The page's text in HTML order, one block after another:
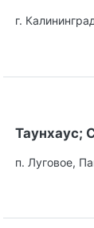
г.
Таунхаус;
п. Луговое,